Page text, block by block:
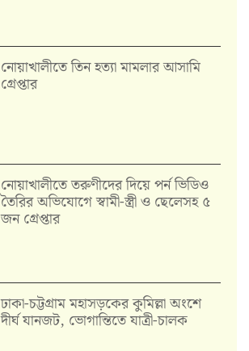
নোয়াখালীতে তিন হত্যা মামলার আসামি
গ্রেপ্তার
নোয়াখালীতে তরুণীদের দিয়ে পর্ন ভিডিও
তৈরির অভিযোগে স্বামী-স্ত্রী ও ছেলেসহ ৫
জন গ্রেপ্তার
ঢাকা-চট্টগ্রাম মহাসড়কের কুমিল্লা অংশে
দীর্ঘ যানজট, ভোগান্তিতে যাত্রী-চালক